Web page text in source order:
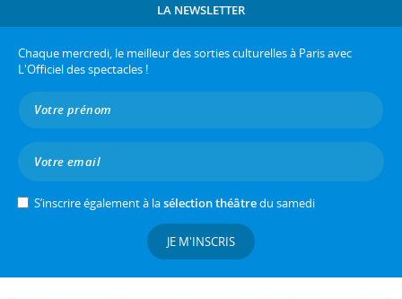
LA NEWSLETTER
Chaque mercredi, le meilleur des sorties culturelles à Paris avec
L'Officiel des spectacles !
S’inscrire également à lasélection théâtredu samedi
JE M'INSCRIS